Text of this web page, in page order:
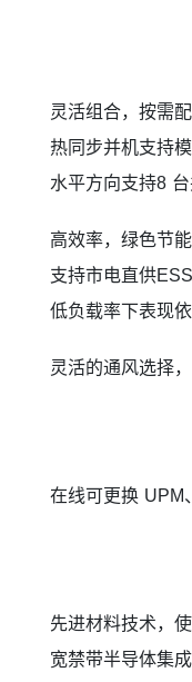
灵活组合，按需
热同步并机支持
水平方向支持8
高效率，绿色节
支持市电直供
低负载率下表现
灵活的通风选择
在线可更换 UPM
先进材料技术，
宽禁带半导体集